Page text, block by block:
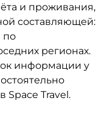
и проживания,
составляющей:
по
регионах.
информации у
Space Travel.